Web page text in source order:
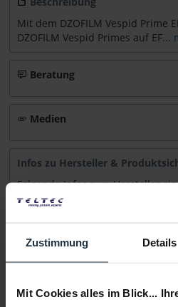
Zustimmung Details
Mit Cookies alles im Blick...
Mit dem DZOFILM Vespid Prime
DZOFILM Vespid Primes auf EF...
Beratung
Medien
Infos zu Hersteller &
Folgende Infos zum Hersteller